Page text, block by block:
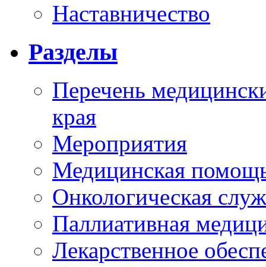
Наставничество
Разделы
Перечень
края
Мероприятия
Медицинская
Онкологическая
Паллиативная
Лекарственное